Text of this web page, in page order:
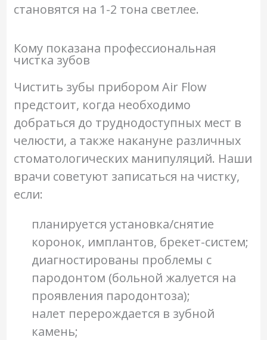
становятся на 1-2 тона светлее.
Кому показана профессиональная
чистка зубов
Чистить зубы прибором Air Flow
предстоит, когда необходимо
добраться до труднодоступных мест в
челюсти, а также накануне различных
стоматологических манипуляций. Наши
врачи советуют записаться на чистку,
если:
планируется установка/снятие
коронок, имплантов, брекет-систем;
диагностированы проблемы с
пародонтом (больной жалуется на
проявления пародонтоза);
налет перерождается в зубной
камень;